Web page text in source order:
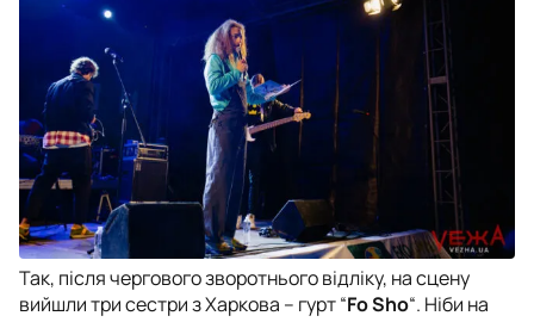
Так, після чергового зворотнього відліку, на сцену
вийшли три сестри з Харкова – гурт “Fo Sho“. Ніби на